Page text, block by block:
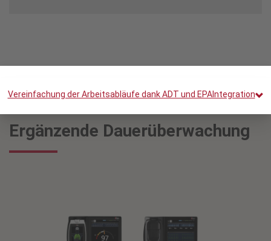
Vereinfachung der Arbeitsabläufe dank ADT und EPAIntegration
Ergänzende Dauerüberwachung